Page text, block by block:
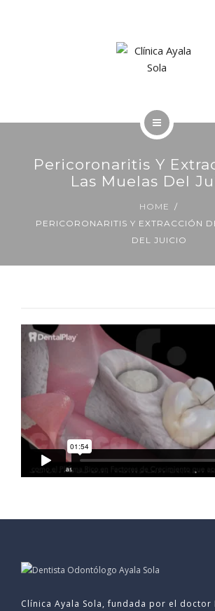
TRATAMIENTOS
Pericoronaritis Y
Las Muelas Del
HOME
PERICORONARITIS Y EXTRACCIÓN
DEL JUICIO
Clínica Ayala Sola, fundada por el doctor